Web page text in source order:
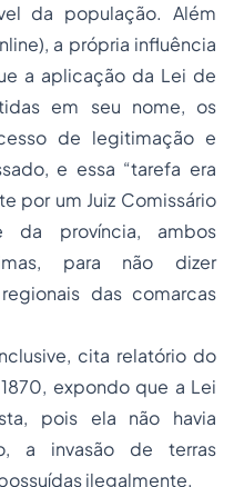
da população. Além
a própria influência
a aplicação da Lei de
em seu nome, os
de legitimação e
e essa “tarefa era
por um Juiz Comissário
da província, ambos
para não dizer
das comarcas
cita relatório do
expondo que a Lei
pois ela não havia
a invasão de terras
ilegalmente.